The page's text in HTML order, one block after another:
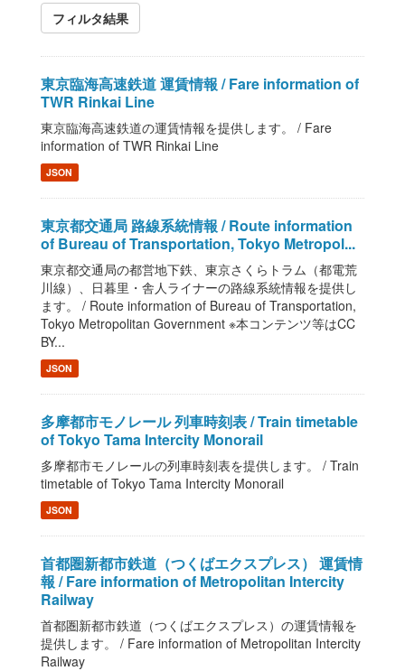
フィルタ結果
東京臨海高速鉄道 運賃情報 / Fare information of
TWR Rinkai Line
東京臨海高速鉄道の運賃情報を提供します。 / Fare
information of TWR Rinkai Line
JSON
東京都交通局 路線系統情報 / Route information
of Bureau of Transportation, Tokyo Metropol...
東京都交通局の都営地下鉄、東京さくらトラム（都電荒
川線）、日暮里・舎人ライナーの路線系統情報を提供し
ます。 / Route information of Bureau of Transportation,
Tokyo Metropolitan Government ※本コンテンツ等はCC
BY...
JSON
多摩都市モノレール 列車時刻表 / Train timetable
of Tokyo Tama Intercity Monorail
多摩都市モノレールの列車時刻表を提供します。 / Train
timetable of Tokyo Tama Intercity Monorail
JSON
首都圏新都市鉄道（つくばエクスプレス） 運賃情
報 / Fare information of Metropolitan Intercity
Railway
首都圏新都市鉄道（つくばエクスプレス）の運賃情報を
提供します。 / Fare information of Metropolitan Intercity
Railway